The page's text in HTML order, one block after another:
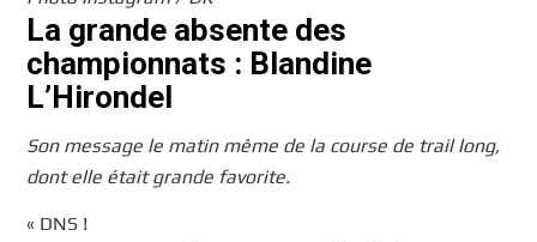
La grande absente des
championnats : Blandine
L’Hirondel
Son message le matin même de la course de trail long,
dont elle était grande favorite.
« DNS !